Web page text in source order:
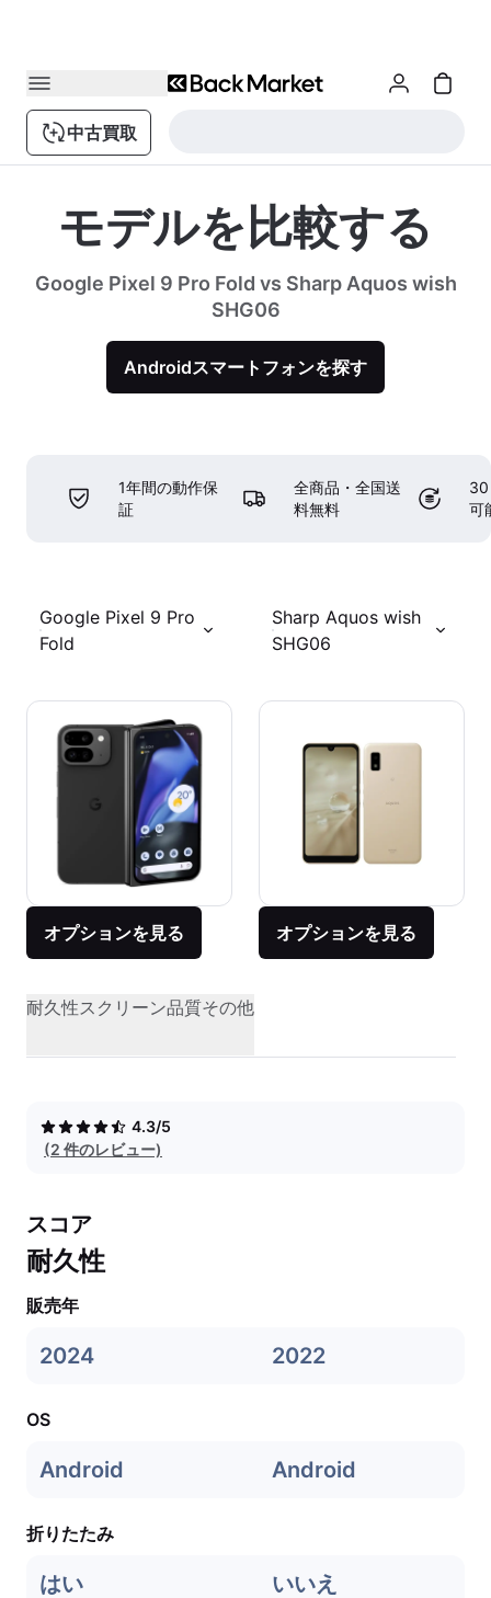
中古買取
モデルを比較する
Google Pixel 9 Pro Fold vs Sharp Aquos wish
SHG06
Androidスマートフォンを探す
1年間の動作保
証
全商品・全国送
料無料
30
可
Google Pixel 9 Pro
Fold
Sharp Aquos wish
SHG06
オプションを見る オプションを見る
耐久性スクリーン品質その他
4.3/5
(2 件のレビュー)
スコア
耐久性
販売年
2024 2022
OS
Android Android
折りたたみ
はい いいえ